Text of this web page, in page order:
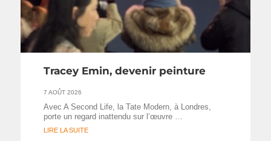
Tracey Emin, devenir peinture
7 AOÛT 2026
Avec A Second Life, la Tate Modern, à Londres,
porte un regard inattendu sur l’œuvre …
LIRE LA SUITE